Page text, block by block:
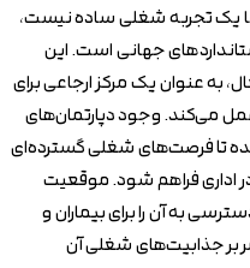
یک تجربه شغلی ساده نیست،
جهانی است. این
بیش از 220 تخت فعال، به عنوان یک مرکز ارجاعی برای
می‌کند. وجود دپارتمان‌های
تا فرصت‌های شغلی گسترده‌ای
اداری فراهم شود. موقعیت
به آن را برای بیماران و
بر جذابیت‌های شغلی آن